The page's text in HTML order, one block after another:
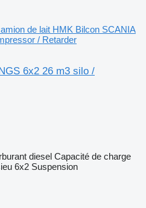
de lait HMK Bilcon SCANIA
/ Retarder
6x2 26 m3 silo /
diesel Capacité de charge
6x2 Suspension